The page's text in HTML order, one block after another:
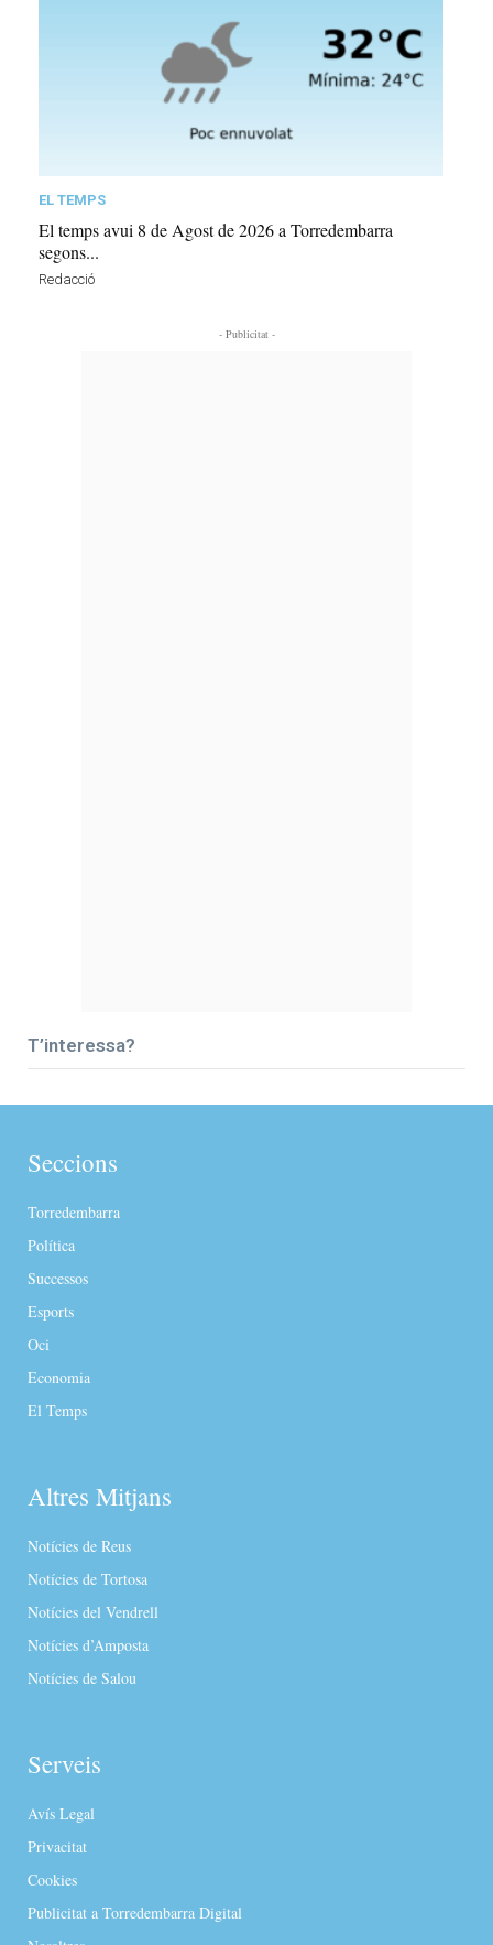
EL TEMPS
El temps avui 8 de Agost de 2026 a Torredembarra
segons...
Redacció
- Publicitat -
T’interessa?
Seccions
Torredembarra
Política
Successos
Esports
Oci
Economia
El Temps
Altres Mitjans
Notícies de Reus
Notícies de Tortosa
Notícies del Vendrell
Notícies d’Amposta
Notícies de Salou
Serveis
Avís Legal
Privacitat
Cookies
Publicitat a Torredembarra Digital